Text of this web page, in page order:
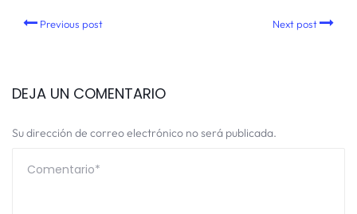
Previous post Next post
DEJA UN COMENTARIO
Su dirección de correo electrónico no será publicada.